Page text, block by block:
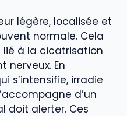
légère, localisée et
normale. Cela
à la cicatrisation
nerveux. En
s’intensifie, irradie
d’un
doit alerter. Ces